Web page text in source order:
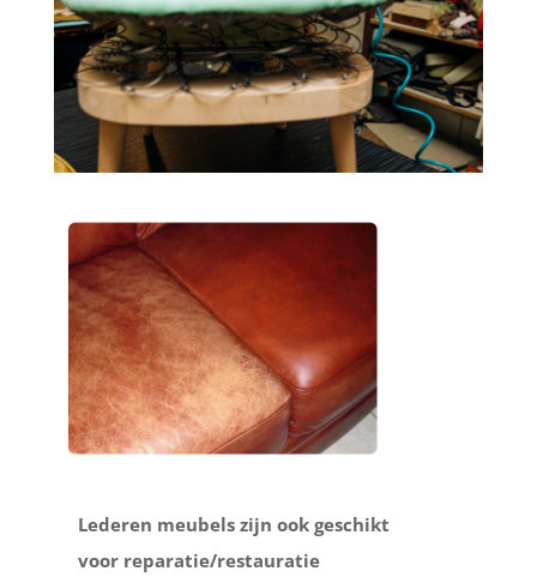
Lederen meubels zijn ook geschikt
voor reparatie/restauratie